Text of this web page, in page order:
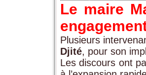
Le maire
Plusieurs
Djité, pour son
Les discours ont